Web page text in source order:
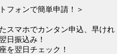
フォンで簡単申請！＞
スマホでカンタン申込、早けれ
日振込み！
を翌日チェック！